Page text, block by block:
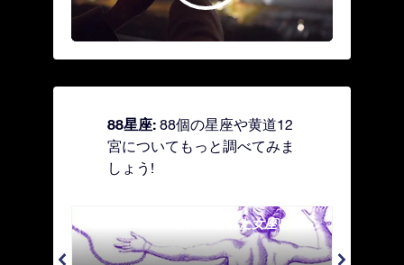
88星座: 88個の星座や黄道12
宮についてもっと調べてみま
しょう!
Andromeda - 鎖で縛られた女座